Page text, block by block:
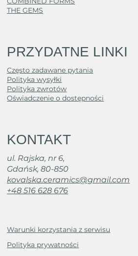
THE GEMS
PRZYDATNE LINKI
Często zadawane pytania
Polityka wysyłki
Polityka zwrotów
Oświadczenie o dostępności
KONTAKT
ul. Rajska, nr 6,
Gdańsk, 80-850
kovalska.ceramics@gmail.com
+48 516 628 676
Warunki korzystania z serwisu
Polityka prywatności